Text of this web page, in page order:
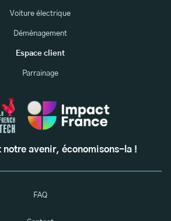
Voiture électrique
Déménagement
Espace client
Parrainage
notre avenir, économisons-la !
FAQ